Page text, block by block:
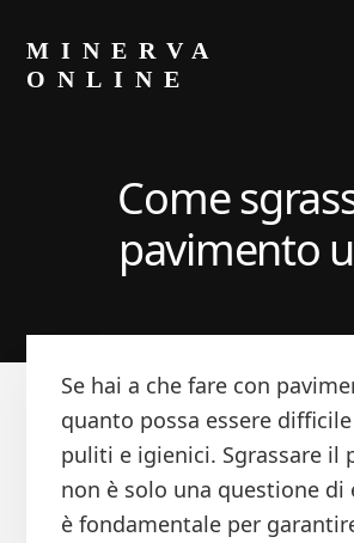
primary
sidebar
content
MINERVA
ONLINE
Come
pavimento
Se hai a che fare con
quanto possa essere
puliti e igienici. Sgrassare il
non è solo una questione di
è fondamentale per